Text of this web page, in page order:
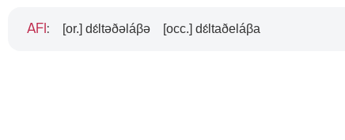
AFI : [or.] dɛ́ltəðəláβə [occ.] dɛ́ltaðeláβa